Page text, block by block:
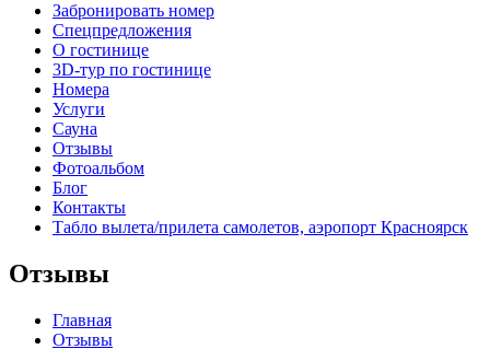
Забронировать номер
Спецпредложения
О гостинице
3D-тур по гостинице
Номера
Услуги
Сауна
Отзывы
Фотоальбом
Блог
Контакты
Табло вылета/прилета самолетов, аэропорт Красноярск
Отзывы
Главная
Отзывы